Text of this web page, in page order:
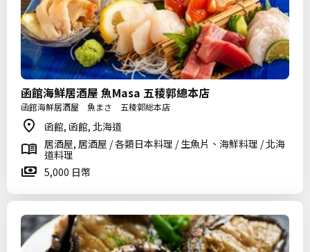
函館海鮮居酒屋 魚Masa 五稜郭總本店
函館海鮮居酒屋 魚まさ 五稜郭総本店
函館, 函館, 北海道
居酒屋, 居酒屋 / 各類日本料理 / 生魚片、海鮮料理 / 北海
道料理
5,000 日幣